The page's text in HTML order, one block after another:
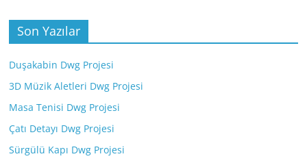
Son Yazılar
Duşakabin Dwg Projesi
3D Müzik Aletleri Dwg Projesi
Masa Tenisi Dwg Projesi
Çatı Detayı Dwg Projesi
Sürgülü Kapı Dwg Projesi